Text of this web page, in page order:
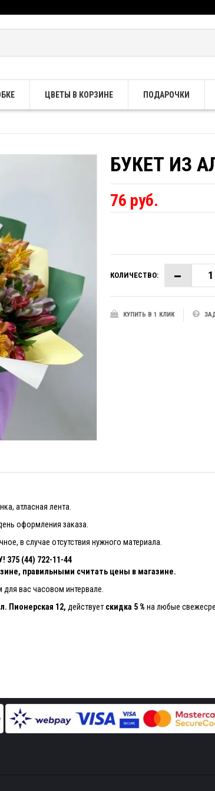
ЦВЕТЫ В КОРЗИНЕ ПОДАРОЧКИ
БУКЕТ ИЗ
76 руб.
КОЛИЧЕСТВО:
КУПИТЬ В 1 КЛИК
атласная лента.
оформления заказа.
в случае отсутствия нужного материала.
(44) 722-11-44
правильными считать цены в магазине.
вас часовом интервале.
Пионерская 12, действует скидка 5 % на любые